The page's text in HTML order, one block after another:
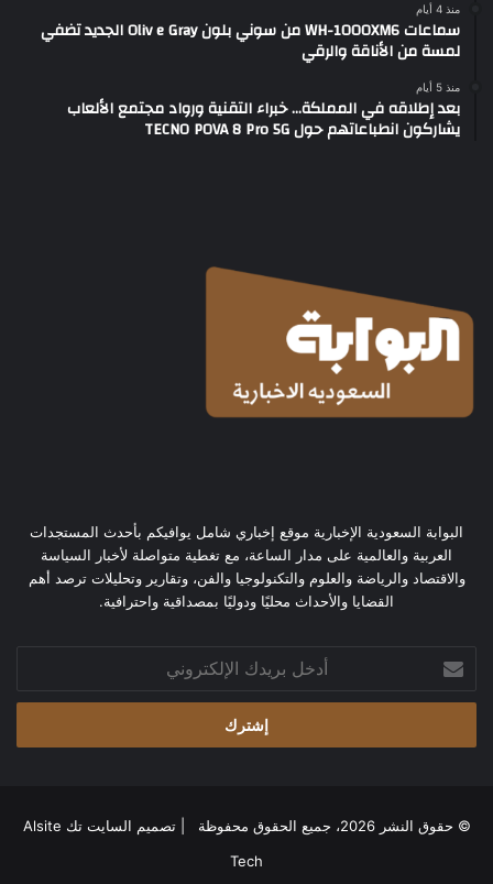
منذ 4 أيام
سماعات WH-1000XM6 من سوني بلون Oliv e Gray الجديد تضفي
لمسة من الأناقة والرقي
منذ 5 أيام
بعد إطلاقه في المملكة… خبراء التقنية ورواد مجتمع الألعاب
يشاركون انطباعاتهم حول TECNO POVA 8 Pro 5G
البوابة السعودية الإخبارية موقع إخباري شامل يوافيكم بأحدث المستجدات
العربية والعالمية على مدار الساعة، مع تغطية متواصلة لأخبار السياسة
والاقتصاد والرياضة والعلوم والتكنولوجيا والفن، وتقارير وتحليلات ترصد أهم
القضايا والأحداث محليًا ودوليًا بمصداقية واحترافية.
بريدك
الإلكتروني
© حقوق النشر 2026، جميع الحقوق محفوظة | تصميم
السايت تك Alsite
Tech